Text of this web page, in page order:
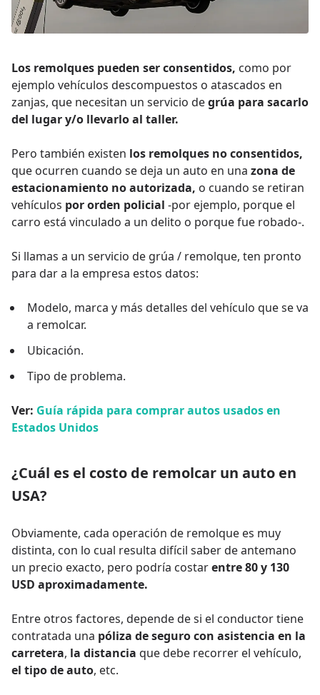
Los remolques pueden ser consentidos, como por
ejemplo vehículos descompuestos o atascados en
zanjas, que necesitan un servicio degrúa para sacarlo
del lugar y/o llevarlo al taller.
Pero también existen los remolques no consentidos,
que ocurren cuando se deja un auto en una zona de
estacionamiento no autorizada, o cuando se retiran
vehículos por orden policial -por ejemplo, porque el
carro está vinculado a un delito o porque fue robado-.
Si llamas a un servicio de grúa / remolque, ten pronto
para dar a la empresa estos datos:
Modelo, marca y más detalles del vehículo que se va
a remolcar.
Ubicación.
Tipo de problema.
Ver: Guía rápida para comprar autos usados en
Estados Unidos
¿Cuál es el costo de remolcar un auto en
USA?
Obviamente, cada operación de remolque es muy
distinta, con lo cual resulta difícil saber de antemano
un precio exacto, pero podría costarentre 80 y 130
USD aproximadamente.
Entre otros factores, depende de si el conductor tiene
contratada una póliza de seguro con asistencia en la
carretera, la distancia que debe recorrer el vehículo,
el tipo de auto, etc.